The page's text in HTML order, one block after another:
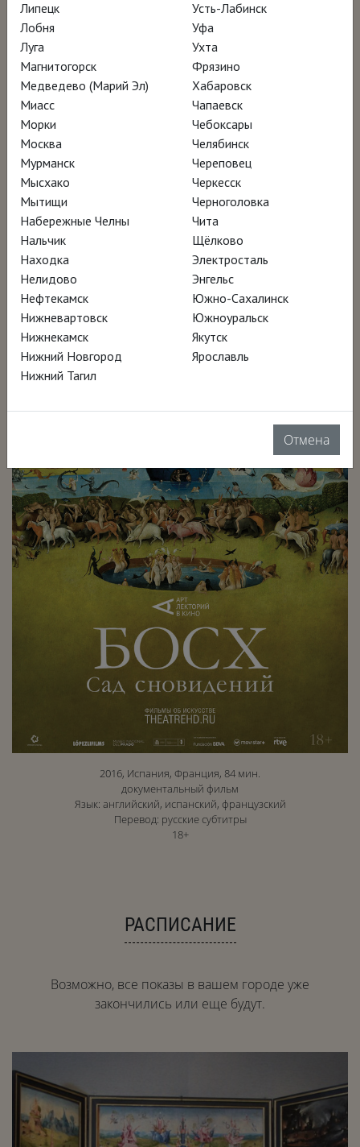
НАГРАДЫ
Премия Общества киносценаристов
Испании (CEC) – лучший
документальный фильм
Номинация на премию «Гойя» –
лучший документальный фильм
Премия им. Хосе Марии Форке –
лучший документальный фильм
2016, Испания, Франция, 84 мин.
документальный фильм
Язык: английский, испанский, французский
Перевод: русские субтитры
18+
РАСПИСАНИЕ
Возможно, все показы в вашем городе уже
закончились или еще будут.
Липецк
Лобня
Луга
Магнитогорск
Медведево (Марий Эл)
Миасс
Морки
Москва
Мурманск
Мысхако
Мытищи
Набережные Челны
Нальчик
Находка
Нелидово
Нефтекамск
Нижневартовск
Нижнекамск
Нижний Новгород
Нижний Тагил
Усть-Лабинск
Уфа
Ухта
Фрязино
Хабаровск
Чапаевск
Чебоксары
Челябинск
Череповец
Черкесск
Черноголовка
Чита
Щёлково
Электросталь
Энгельс
Южно-Сахалинск
Южноуральск
Якутск
Ярославль
Отмена